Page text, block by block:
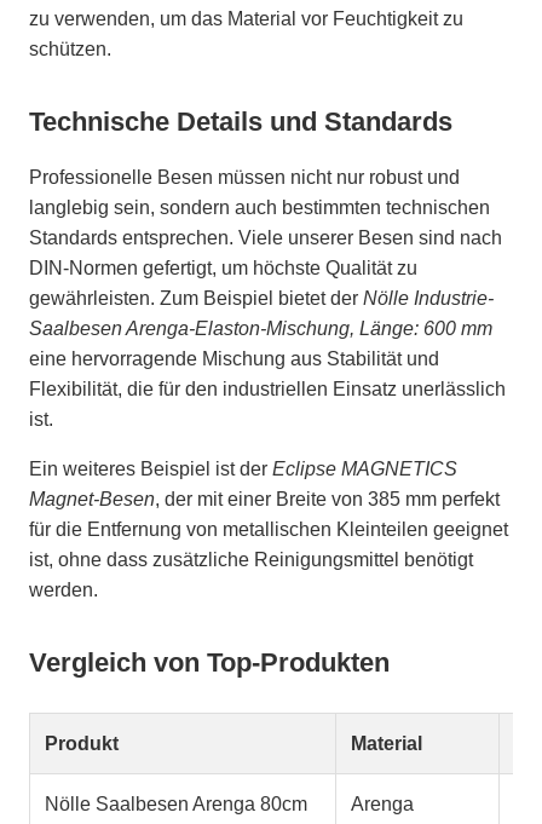
zu verwenden, um das Material vor Feuchtigkeit zu
schützen.
Technische Details und Standards
Professionelle Besen müssen nicht nur robust und
langlebig sein, sondern auch bestimmten technischen
Standards entsprechen. Viele unserer Besen sind nach
DIN-Normen gefertigt, um höchste Qualität zu
gewährleisten. Zum Beispiel bietet der Nölle Industrie-
Saalbesen Arenga-Elaston-Mischung, Länge: 600 mm
eine hervorragende Mischung aus Stabilität und
Flexibilität, die für den industriellen Einsatz unerlässlich
ist.
Ein weiteres Beispiel ist der Eclipse MAGNETICS
Magnet-Besen, der mit einer Breite von 385 mm perfekt
für die Entfernung von metallischen Kleinteilen geeignet
ist, ohne dass zusätzliche Reinigungsmittel benötigt
werden.
Vergleich von Top-Produkten
Produkt Material
Nölle Saalbesen Arenga 80cm Arenga